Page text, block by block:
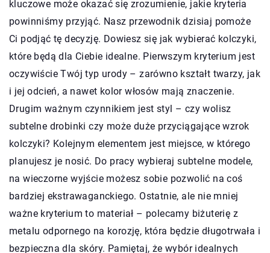
kluczowe może okazać się zrozumienie, jakie kryteria
powinniśmy przyjąć. Nasz przewodnik dzisiaj pomoże
Ci podjąć tę decyzję. Dowiesz się jak wybierać kolczyki,
które będą dla Ciebie idealne. Pierwszym kryterium jest
oczywiście Twój typ urody – zarówno kształt twarzy, jak
i jej odcień, a nawet kolor włosów mają znaczenie.
Drugim ważnym czynnikiem jest styl – czy wolisz
subtelne drobinki czy może duże przyciągające wzrok
kolczyki? Kolejnym elementem jest miejsce, w którego
planujesz je nosić. Do pracy wybieraj subtelne modele,
na wieczorne wyjście możesz sobie pozwolić na coś
bardziej ekstrawaganckiego. Ostatnie, ale nie mniej
ważne kryterium to materiał – polecamy biżuterię z
metalu odpornego na korozję, która będzie długotrwała i
bezpieczna dla skóry. Pamiętaj, że wybór idealnych